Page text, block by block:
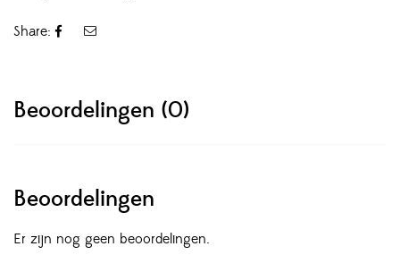
Share:
Beoordelingen (0)
Beoordelingen
Er zijn nog geen beoordelingen.